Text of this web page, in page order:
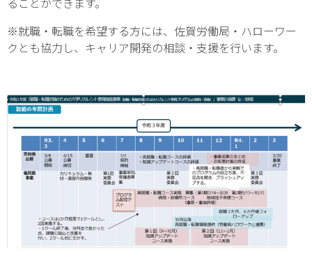
※就職・転職を希望する方には、佐賀労働局・ハローワー
クとも協力し、キャリア開発の相談・支援を行います。